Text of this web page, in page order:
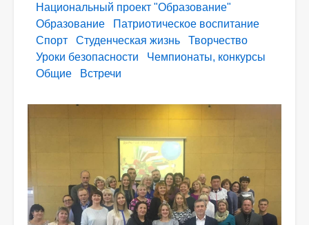
Национальный проект "Образование"
Образование
Патриотическое воспитание
Спорт
Студенческая жизнь
Творчество
Уроки безопасности
Чемпионаты, конкурсы
Общие
Встречи
Фото